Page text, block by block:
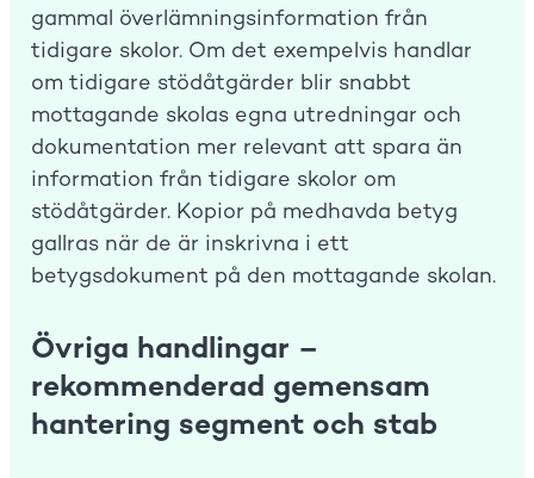
gammal överlämningsinformation från
tidigare skolor. Om det exempelvis handlar
om tidigare stödåtgärder blir snabbt
mottagande skolas egna utredningar och
dokumentation mer relevant att spara än
information från tidigare skolor om
stödåtgärder. Kopior på medhavda betyg
gallras när de är inskrivna i ett
betygsdokument på den mottagande skolan.
Övriga handlingar –
rekommenderad gemensam
hantering segment och stab